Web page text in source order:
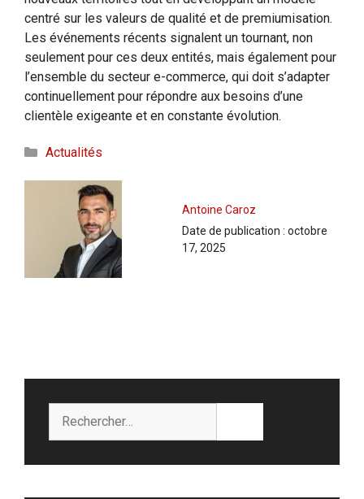
centré sur les valeurs de qualité et de premiumisation.
Les événements récents signalent un tournant, non
seulement pour ces deux entités, mais également pour
l’ensemble du secteur e-commerce, qui doit s’adapter
continuellement pour répondre aux besoins d’une
clientèle exigeante et en constante évolution.
Catégories
Actualités
Antoine Caroz
Date de publication : octobre
17, 2025